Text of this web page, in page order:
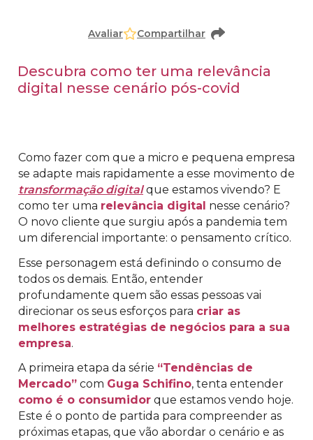
cadastro para acessar o conteúdo
Avaliar Compartilhar
Descubra como ter uma relevância
digital nesse cenário pós-covid
Como fazer com que a micro e pequena empresa
se adapte mais rapidamente a esse movimento de
transformação digitalque estamos vivendo? E
como ter uma relevância digital nesse cenário?
O novo cliente que surgiu após a pandemia tem
um diferencial importante: o pensamento crítico.
Esse personagem está definindo o consumo de
todos os demais. Então, entender
profundamente quem são essas pessoas vai
direcionar os seus esforços para criar as
melhores estratégias de negócios para a sua
empresa.
A primeira etapa da série “Tendências de
Mercado” com Guga Schifino, tenta entender
como é o consumidor que estamos vendo hoje.
Este é o ponto de partida para compreender as
próximas etapas, que vão abordar o cenário e as